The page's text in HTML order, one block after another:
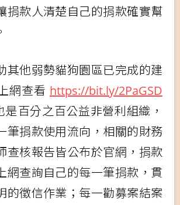
捐款人清楚自己的捐款確實幫
其他弱勢貓狗園區已完成的建
網查看 https://bit.ly/2PaGSD
是百分之百公益非營利組織，
筆捐款使用流向，相關的財務
查核報告皆公布於官網，捐款
網查詢自己的每一筆捐款，貫
的徵信作業；每一勸募案結案